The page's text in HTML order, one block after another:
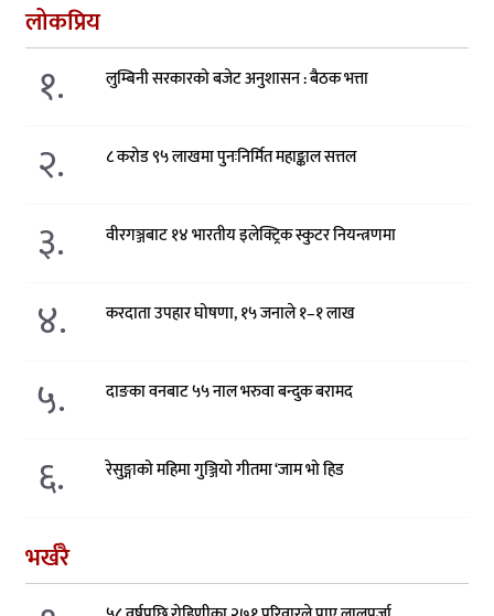
लोकप्रिय
१. लुम्बिनी सरकारको बजेट अनुशासन : बैठक भत्ता
२. ८ करोड ९५ लाखमा पुनःनिर्मित महाङ्काल सत्तल
३. वीरगञ्जबाट १४ भारतीय इलेक्ट्रिक स्कुटर नियन्त्रणमा
४. करदाता उपहार घोषणा, १५ जनाले १–१ लाख
५. दाङका वनबाट ५५ नाल भरुवा बन्दुक बरामद
६. रेसुङ्गाको महिमा गुञ्जियो गीतमा ‘जाम भो हिड
भर्खरै